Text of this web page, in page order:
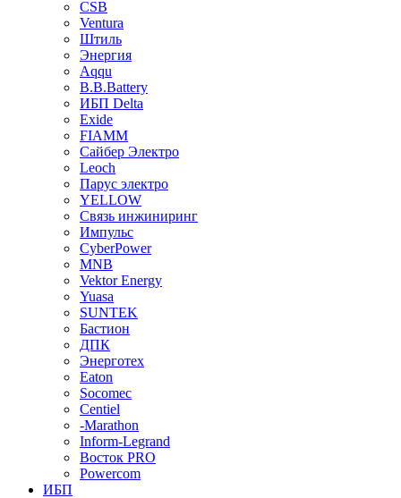
CSB
Ventura
Штиль
Энергия
Aqqu
B.B.Bаttery
ИБП Delta
Exide
FIAMM
Сайбер Электро
Leoch
Парус электро
YELLOW
Связь инжиниринг
Импульс
CyberPower
MNB
Vektor Energy
Yuasa
SUNTEK
Бастион
ДПК
Энерготех
Eaton
Socomec
Centiel
-Marathon
Inform-Legrand
Восток PRO
Powercom
ИБП